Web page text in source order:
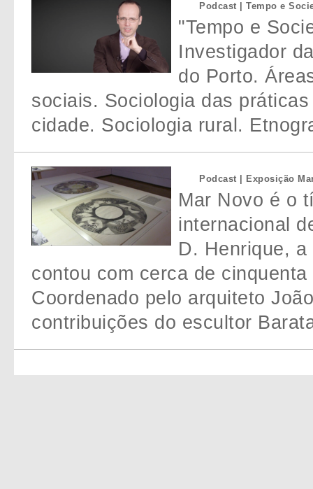
Podcast | Tempo e
"Tempo e
Investigador
do Porto.
sociais. Sociologia das
cidade. Sociologia rural.
Podcast | Exposição
Mar Novo é o
internacional
D. Henrique,
contou com cerca de
Coordenado pelo arquiteto
contribuições do escultor